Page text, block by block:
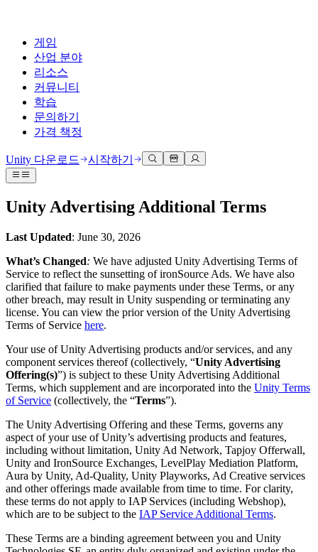
게임
산업 분야
리소스
커뮤니티
학습
문의하기
가격 책정
Unity 엔진
모든 플랫폼 위한 2D 및 3D 게임 제작
팀과 함께 신속한 협업과 반복 작업을 수행하세요.
Unity 다운로드
플랜 및 가격
배포
Unity가 지원하는 25개 이상의 플랫폼을 살펴보세요.
LiveOps
출시 후 인사이트를 확인하고 라이브 게임을 운영하세요.
사용자 확보
모바일 사용자를 검색하고 Acquire
인앱 결제
매장 및 D2C 전반에 걸쳐 IAP 관리하세요.
수익화
3D 협업
실시간 3D 프로젝트 빌드 및 검토
몰입도 높은 환경 제작
고객 경험
인터랙티브 3D 경험 제작
산업 분야
운영 우수성 확보
리테일
상점 경험을 온라인 경험으로 전환
자동차
혁신을 가속화하고 차량 내 경험을 향상시키세요.
모든 산업 보기
기술 자료
공식 유저. '광고 지면'의 타겟 고객 매뉴얼 및 API 레퍼런스
개발자 툴
릴리스 버전 및 이슈 트래커
로드맵
예정된 기능 검토
기술 용어 라이브러리
분석 자료
활용 사례
베스트 프랙티스 가이드
전문가 팁
데모
데모, 샘플 및 빌딩 블록
모든 리소스
새로운 기능
토론
토론, 문제 해결, 소통
이벤트
글로벌 이벤트 및 현지 이벤트
커뮤니티 사례
Made with Unity
Unity 크리에이터 소개
Livestreams
개발자, 크리에이터, Insider와의 소통
Unity Awards
전 세계 Unity 크리에이터 축하
Unity Learn
Unity 강사와 함께 팀의 역량을 강화하세요
Unity 처음 사용하시나요
시작하기
학습 시작하기
Unity 사용이 처음이신가요? 여정 시작하기
사용법 가이드
실용적인 팁 및 베스트 프랙티스
학생용
커리어 시작하기
교육 담당자 대상 교육
교육 효율 극대화
교육 라이선스
도움 받기
성공을 위한 Unity
전문가 지원을 통해 더 빠르게 목표 도달률 달성
FAQ
일반적인 질문에 대한 답변
문의하기
Unity 다운로드 시작하기
Unity Advertising Additional Terms
Last Updated: June 30, 2026
What’s Changed: We have adjusted Unity Advertising Terms of
Service to reflect the sunsetting of ironSource Ads. We have also
clarified that failure to make payments under these Terms, or any
other breach, may result in Unity suspending or terminating any
license. You can view the prior version of the Unity Advertising
Terms of Service here.
Your use of Unity Advertising products and/or services, and any
component services thereof (collectively, “Unity Advertising
Offering(s)”) is subject to these Unity Advertising Additional
Terms, which supplement and are incorporated into the Unity Terms
of Service (collectively, the “Terms”).
The Unity Advertising Offering and these Terms, governs any
aspect of your use of Unity’s advertising products and features,
including without limitation, Unity Ad Network, Tapjoy Offerwall,
Unity and IronSource Exchanges, LevelPlay Mediation Platform,
Aura by Unity, Ad-Quality, Unity Playworks, Ad Creative services
and other offerings made available from time to time. For clarity,
these terms do not apply to IAP Services (including Webshop),
which are to be subject to the IAP Service Additional Terms.
These Terms are a binding agreement between you and Unity